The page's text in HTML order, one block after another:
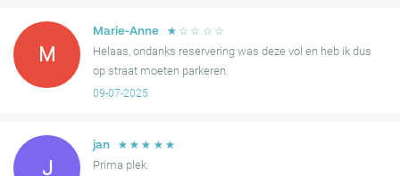
Groningen. Ervaar de stad zonder parkeerproblemen, wetende dat
uw voertuig in veilige handen is. Uw avontuur in Groningen begint
hier!
M
Marie-Anne ☆ ☆ ☆ ☆ ☆
Helaas, ondanks reservering was deze vol en heb ik dus
op straat moeten parkeren.
09-07-2025
J
jan ☆ ☆ ☆ ☆ ☆
Prima plek.